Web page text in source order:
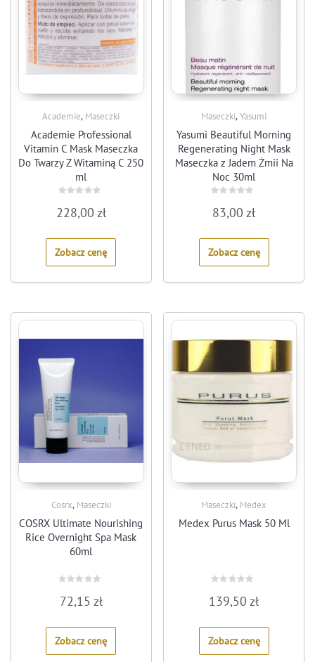
Academie, Maseczki
Academie Professional
Vitamin C Mask Maseczka
Do Twarzy Z Witaminą C 250
ml
0
out
5
228,00 zł
Zobacz cenę
Maseczki,Yasumi
Yasumi Beautiful Morning
Regenerating Night Mask
Maseczka z Jadem Żmii Na
Noc 30ml
0
out
5
83,00zł
Zobacz cenę
Cosrx, Maseczki
COSRX Ultimate Nourishing
Rice Overnight Spa Mask
60ml
0
out
5
72,15 zł
Zobacz cenę
Maseczki, Medex
Medex Purus Mask 50 Ml
0
out
5
139,50zł
Zobacz cenę